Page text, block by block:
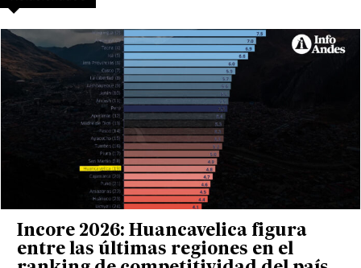
Incore 2026: Huancavelica figura
entre las últimas regiones en el